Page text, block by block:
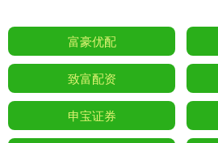
富豪优配
致富配资
申宝证券